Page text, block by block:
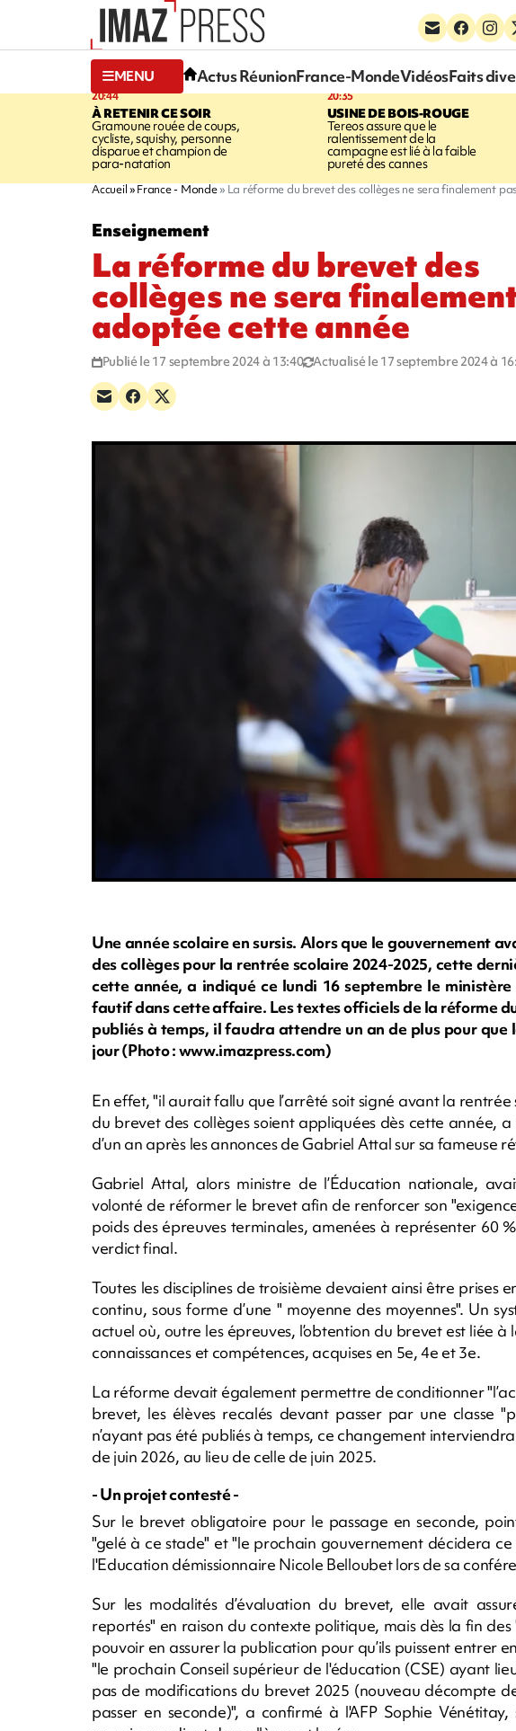
MENU Actus RéunionFrance-MondeVidéosFaits
20:44
À RETENIR CE SOIR
Gramoune rouée de coups,
cycliste, squishy, personne
disparue et champion de
para-natation
20:35
USINE DE BOIS-ROUGE
Tereos assure que le
ralentissement de la
campagne est lié à la faible
pureté des cannes
Accueil France - Monde La réforme du brevet des collèges ne sera finalement
Enseignement
La réforme du brevet des
collèges ne sera
adoptée cette année
Publié le 17 septembre 2024 à 13:40 Actualisé le 17 septembre 2024 à
Une année scolaire en sursis. Alors que le gouvernement
des collèges pour la rentrée scolaire 2024-2025, cette
cette année, a indiqué ce lundi 16 septembre le
fautif dans cette affaire. Les textes officiels de la réforme
publiés à temps, il faudra attendre un an de plus pour
jour (Photo : www.imazpress.com)
En effet, "il aurait fallu que l’arrêté soit signé avant la
du brevet des collèges soient appliquées dès cette année,
d’un an après les annonces de Gabriel Attal sur sa fameuse
Gabriel Attal, alors ministre de l’Éducation nationale,
volonté de réformer le brevet afin de renforcer son
poids des épreuves terminales, amenées à représenter 60
verdict final.
Toutes les disciplines de troisième devaient ainsi être prises
continu, sous forme d’une " moyenne des moyennes". Un
actuel où, outre les épreuves, l’obtention du brevet est liée à
connaissances et compétences, acquises en 5e, 4e et 3e.
La réforme devait également permettre de conditionner
brevet, les élèves recalés devant passer par une classe
n’ayant pas été publiés à temps, ce changement
de juin 2026, au lieu de celle de juin 2025.
- Un projet contesté -
Sur le brevet obligatoire pour le passage en seconde,
"gelé à ce stade" et "le prochain gouvernement décidera ce
l'Education démissionnaire Nicole Belloubet lors de sa
Sur les modalités d’évaluation du brevet, elle avait
reportés" en raison du contexte politique, mais dès la fin
pouvoir en assurer la publication pour qu’ils puissent entrer
"le prochain Conseil supérieur de l'éducation (CSE) ayant
pas de modifications du brevet 2025 (nouveau décompte
passer en seconde)", a confirmé à l'AFP Sophie